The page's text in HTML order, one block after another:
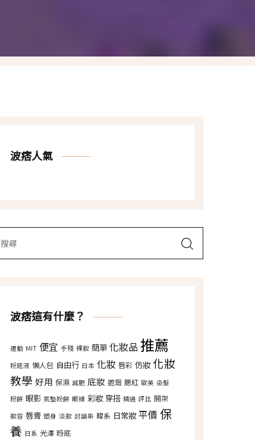
波痞人氣
波痞這有什麼？
運動 MIT 便宜 手殘 裸妝 簡單 化妝品 推薦
粉底液 懶人包 自由行 日本 化妝 唇彩 仿妝 化妝
教學 好用 保濕 減肥 底妝 遮瑕 腮紅 歐美 染髮
粉餅 眼影 氣墊粉餅 眼線 彩妝 穿搭 精選 評比 開架
妝容 唇膏 塑身 淡妝 討論串 韓系 日常妝 平價 保
養 日系 光澤 粉底